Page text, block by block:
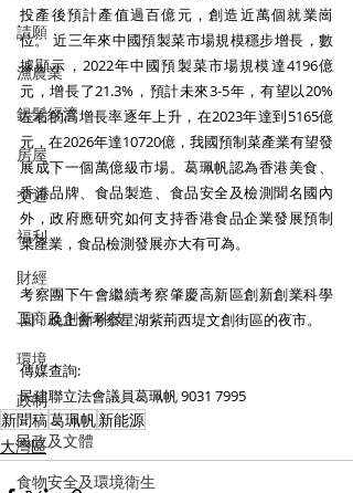
請願
漁農業
銀髮經濟
房屋
交通
福利
財經
工商及創新科技
環境
政制
民政及文體
食物安全及環境衛生
投產後預計產值過百億元，創造近萬個就業崗
位。 近三年來中國預製菜市場規模穩步增長，數
據顯示，2022年中國預製菜市場規模達4196億
元，增長了21.3%，預計未來3-5年，有望以20%
左右的高增長率逐年上升，在2023年達到5165億
元，在2026年達10720億，我國預制菜產業有望發
展成下一個萬億級市場。葛珮帆認為香港美食、
香港品牌、食品製造、食品安全及檢測聞名國內
外，政府應研究如何支持香港食品企業發展預制
菜產業，食品檢測發展亦大有可為。
考察團下午會繼續考察肇慶高新區創新創業科學
園，晚上會考察星湖紫荊西堤文創街區的夜市。
傳媒查詢:
民建聯立法會議員葛珮帆 9031 7995
新聞稿葛珮帆新能源
大灣區